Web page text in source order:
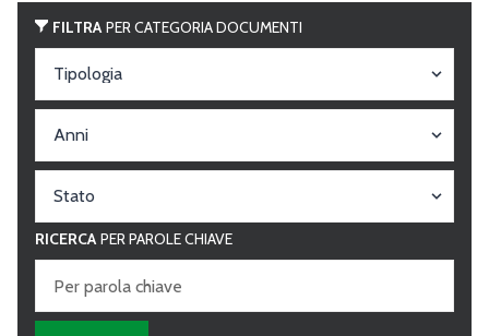
FILTRA PER CATEGORIA DOCUMENTI
RICERCA PER PAROLE CHIAVE